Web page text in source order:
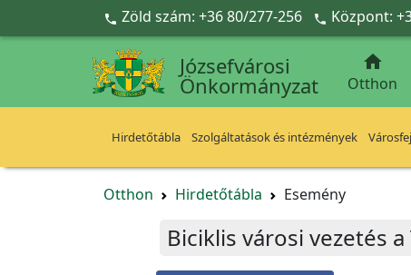
Ugrás a fő tartalomra
 Zöld szám: +36 80/277-256  Központ:
Józsefvárosi
Önkormányzat

Otthon
Hirdetőtábla Szolgáltatások és intézmények
Otthon Hirdetőtábla Esemény
Biciklis városi vezetés